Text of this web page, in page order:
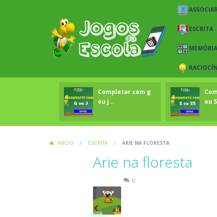
ESCRITA
MEMÓRIA
Completar com g
ou j ..
ou
INÍCIO / ESCRITA / ARIE NA FLORESTA
Arie na floresta
0